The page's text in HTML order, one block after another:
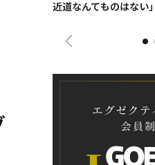
近道なんてものはない